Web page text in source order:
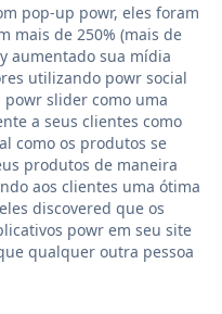
pop-up powr, eles foram
mais de 250% (mais de
aumentado sua mídia
utilizando powr social
slider como uma
a seus clientes como
como os produtos se
produtos de maneira
aos clientes uma ótima
discovered que os
powr em seu site
qualquer outra pessoa